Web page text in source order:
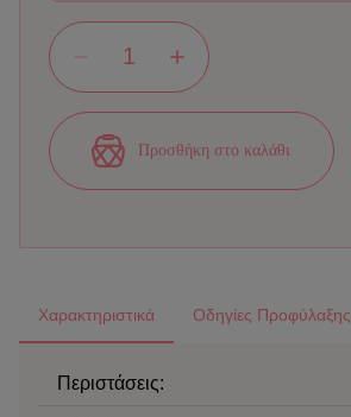
Προσθήκη στο καλάθι
Χαρακτηριστικά Οδηγίες Προφύλαξης
Περιστάσεις: